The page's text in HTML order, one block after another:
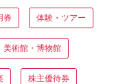
券 体験・ツアー
美術館・博物館
株主優待券